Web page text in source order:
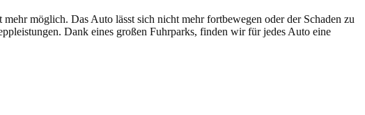
möglich. Das Auto lässt sich nicht mehr fortbewegen oder der Schaden zu
Dank eines großen Fuhrparks, finden wir für jedes Auto eine